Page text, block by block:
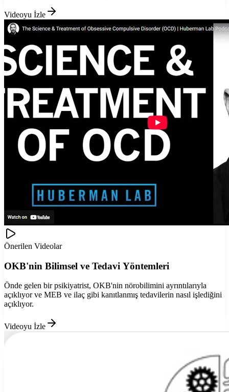
Videoyu İzle
Önerilen Videolar
OKB'nin Bilimsel ve Tedavi Yöntemleri
Önde gelen bir psikiyatrist, OKB'nin nörobilimini ayrıntılarıyla
açıklıyor ve MEB ve ilaç gibi kanıtlanmış tedavilerin nasıl işlediğini
açıklıyor.
Videoyu İzle